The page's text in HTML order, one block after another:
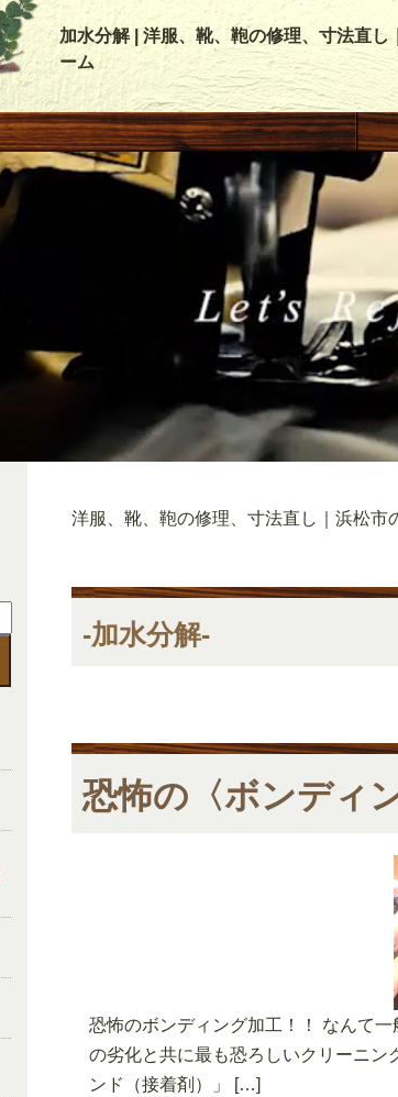
加水分解 | 洋服、靴、鞄の修理、寸法直し
ーム
洋服、靴、鞄の修理、寸法直し｜浜松市
-加水分解-
恐怖の〈ボンディ
恐怖のボンディング加工！！ なんて
の劣化と共に最も恐ろしいクリーニン
ンド（接着剤）」 […]